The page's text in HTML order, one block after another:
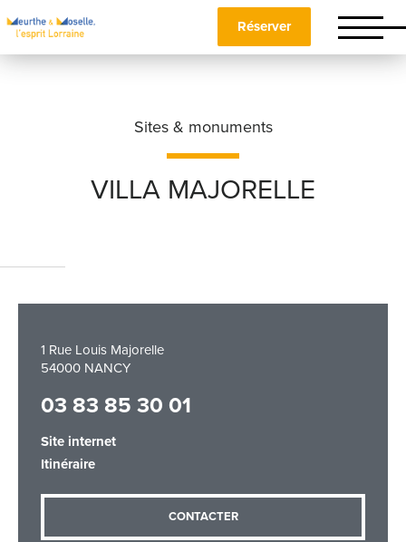
Réserver
Sites & monuments
VILLA MAJORELLE
1 Rue Louis Majorelle
54000 NANCY
03 83 85 30 01
Site internet
Itinéraire
CONTACTER
Prénom*